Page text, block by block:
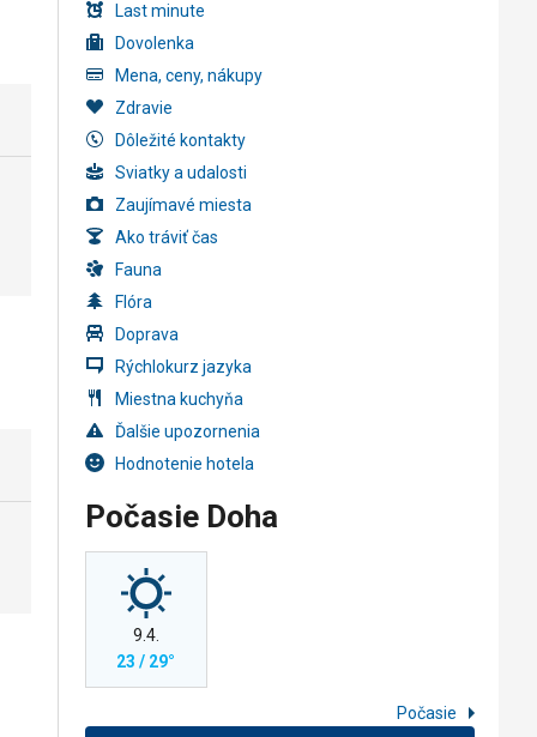
Last minute
Dovolenka
Mena, ceny, nákupy
Zdravie
Dôležité kontakty
Sviatky a udalosti
Zaujímavé miesta
Ako tráviť čas
Fauna
Flóra
Doprava
Rýchlokurz jazyka
Miestna kuchyňa
Ďalšie upozornenia
Hodnotenie hotela
Počasie Doha
9.4.
23 / 29°
Počasie